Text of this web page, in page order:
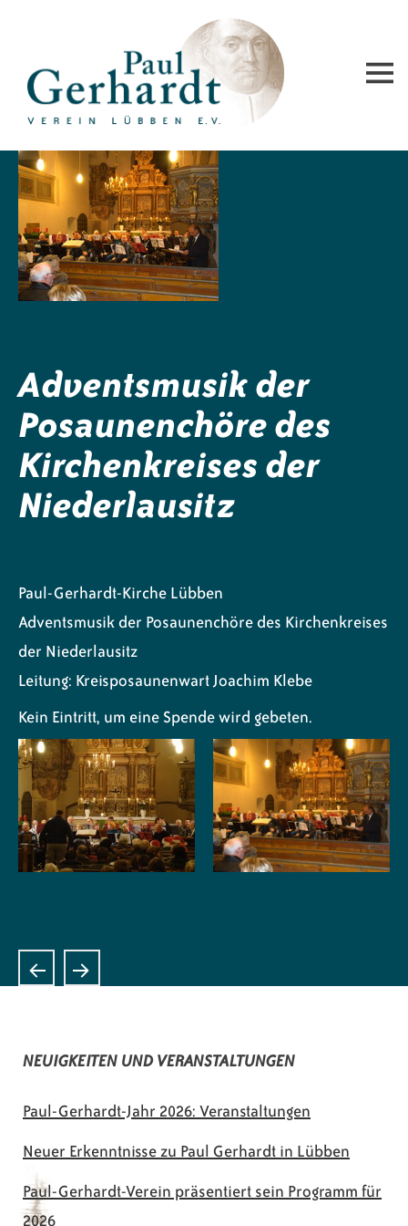
Paul-Gerhardt-Verein Lübben e.V.
Adventsmusik der
Posaunenchöre des
Kirchenkreises der
Niederlausitz
Paul-Gerhardt-Kirche Lübben
Adventsmusik der Posaunenchöre des Kirchenkreises
der Niederlausitz
Leitung: Kreisposaunenwart Joachim Klebe
Kein Eintritt, um eine Spende wird gebeten.
NEUIGKEITEN UND VERANSTALTUNGEN
Paul-Gerhardt-Jahr 2026: Veranstaltungen
Neuer Erkenntnisse zu Paul Gerhardt in Lübben
Paul-Gerhardt-Verein präsentiert sein Programm für
2026